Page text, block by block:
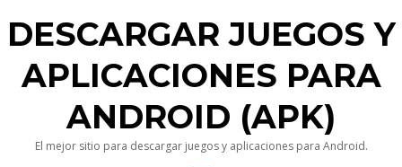
DESCARGAR JUEGOS Y
APLICACIONES PARA
ANDROID (APK)
El mejor sitio para descargar juegos y aplicaciones para Android.